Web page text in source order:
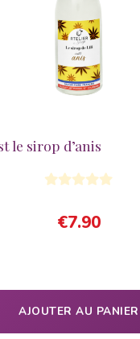
le sirop d’anis
€7.90
AJOUTER AU PANIER